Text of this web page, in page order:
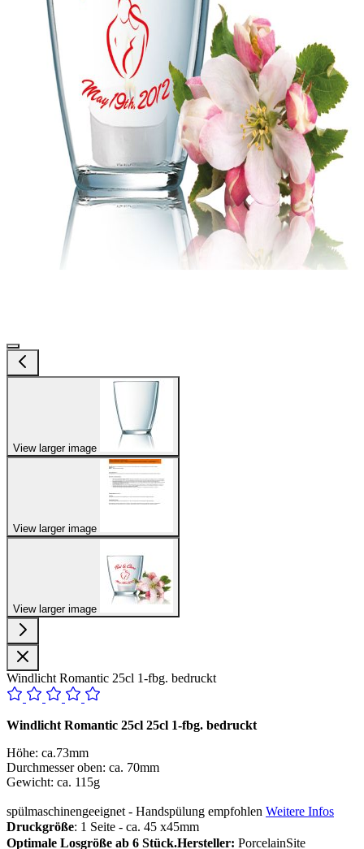
View larger image
View larger image
View larger image
Windlicht Romantic 25cl 1-fbg. bedruckt
Windlicht Romantic 25cl 25cl 1-fbg. bedruckt
Höhe: ca.73mm
Durchmesser oben: ca. 70mm
Gewicht: ca. 115g
spülmaschinengeeignet - Handspülung empfohlen Weitere Infos
Druckgröße: 1 Seite - ca. 45 x45mm
Optimale Losgröße ab 6 Stück.Hersteller: PorcelainSite